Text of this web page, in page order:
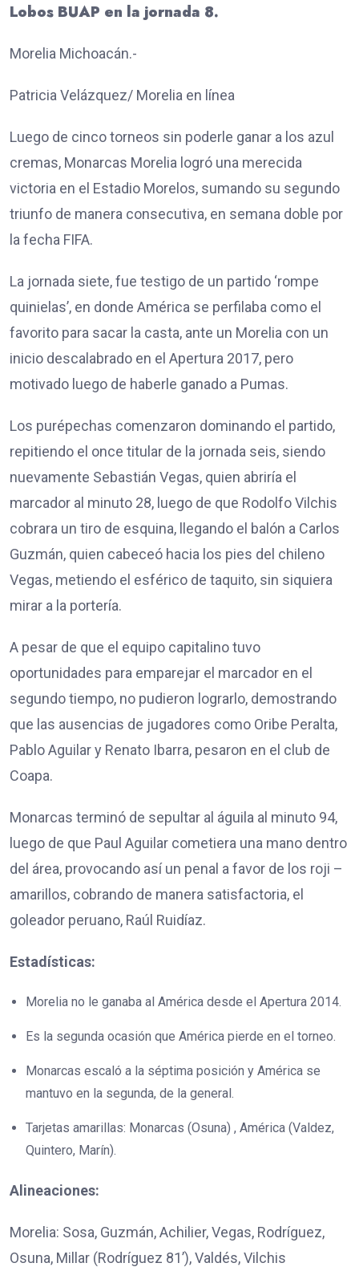
Lobos BUAP en la jornada 8.
Morelia Michoacán.-
Patricia Velázquez/ Morelia en línea
Luego de cinco torneos sin poderle ganar a los azul
cremas, Monarcas Morelia logró una merecida
victoria en el Estadio Morelos, sumando su segundo
triunfo de manera consecutiva, en semana doble por
la fecha FIFA.
La jornada siete, fue testigo de un partido ‘rompe
quinielas’, en donde América se perfilaba como el
favorito para sacar la casta, ante un Morelia con un
inicio descalabrado en el Apertura 2017, pero
motivado luego de haberle ganado a Pumas.
Los purépechas comenzaron dominando el partido,
repitiendo el once titular de la jornada seis, siendo
nuevamente Sebastián Vegas, quien abriría el
marcador al minuto 28, luego de que Rodolfo Vilchis
cobrara un tiro de esquina, llegando el balón a Carlos
Guzmán, quien cabeceó hacia los pies del chileno
Vegas, metiendo el esférico de taquito, sin siquiera
mirar a la portería.
A pesar de que el equipo capitalino tuvo
oportunidades para emparejar el marcador en el
segundo tiempo, no pudieron lograrlo, demostrando
que las ausencias de jugadores como Oribe Peralta,
Pablo Aguilar y Renato Ibarra, pesaron en el club de
Coapa.
Monarcas terminó de sepultar al águila al minuto 94,
luego de que Paul Aguilar cometiera una mano dentro
del área, provocando así un penal a favor de los roji –
amarillos, cobrando de manera satisfactoria, el
goleador peruano, Raúl Ruidíaz.
Estadísticas:
Morelia no le ganaba al América desde el Apertura 2014.
Es la segunda ocasión que América pierde en el torneo.
Monarcas escaló a la séptima posición y América se
mantuvo en la segunda, de la general.
Tarjetas amarillas: Monarcas (Osuna) , América (Valdez,
Quintero, Marín).
Alineaciones:
Morelia: Sosa, Guzmán, Achilier, Vegas, Rodríguez,
Osuna, Millar (Rodríguez 81’), Valdés, Vilchis